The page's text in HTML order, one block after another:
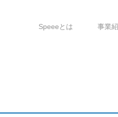
Speeeとは 事業